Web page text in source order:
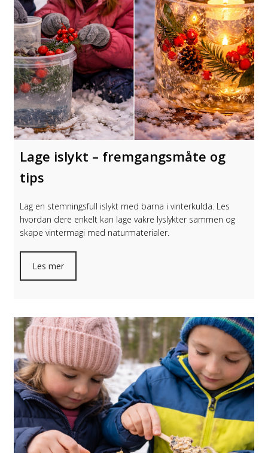
Lage islykt – fremgangsmåte og
tips
Lag en stemningsfull islykt med barna i vinterkulda. Les
hvordan dere enkelt kan lage vakre lyslykter sammen og
skape vintermagi med naturmaterialer.
Les mer